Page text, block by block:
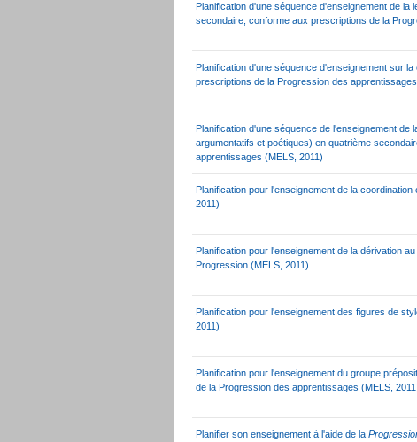
Planification d'une séquence d'enseignement de la
secondaire, conforme aux prescriptions de la
Planification d'une séquence d'enseignement sur
prescriptions de la Progression des
Planification d'une séquence de l'enseignement
argumentatifs et poétiques) en quatrième
apprentissages (MELS, 2011)
Planification pour l'enseignement de la
2011)
Planification pour l'enseignement de la dérivation
Progression (MELS, 2011)
Planification pour l'enseignement des figures de
2011)
Planification pour l'enseignement du groupe
de la Progression des apprentissages (MELS,
Planifier son enseignement à l'aide de la